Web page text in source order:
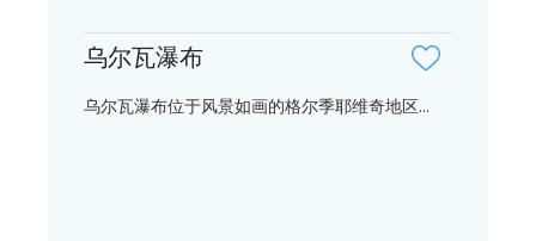
乌尔瓦瀑布
乌尔瓦瀑布位于风景如画的格尔季耶维奇地区...